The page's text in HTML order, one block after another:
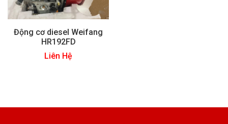
Động cơ diesel Weifang
HR192FD
Liên Hệ